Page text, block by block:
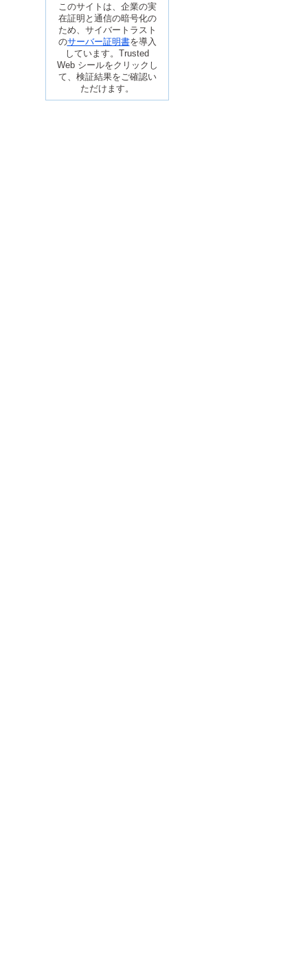
このサイトは、企業の実
在証明と通信の暗号化の
ため、サイバートラスト
のサーバー証明書を導入
しています。Trusted
Web シールをクリックし
て、検証結果をご確認い
ただけます。